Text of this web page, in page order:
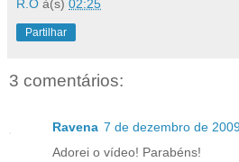
R.O à(s) 02:25
Partilhar
3 comentários:
Ravena 7 de dezembro de
Adorei o vídeo! Parabéns!